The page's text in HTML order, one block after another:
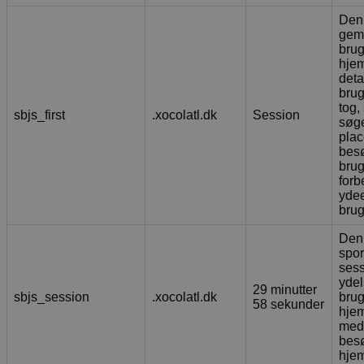
sbjs_first .xocolatl.dk Session
tog,
sbjs_session .xocolatl.dk
29 minutter
58 sekunder